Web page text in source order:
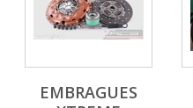
EMBRAGUES